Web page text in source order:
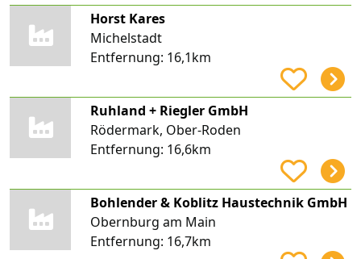
Horst Kares
Michelstadt
Entfernung: 16,1km
Ruhland + Riegler GmbH
Rödermark, Ober-Roden
Entfernung: 16,6km
Bohlender & Koblitz Haustechnik GmbH
Obernburg am Main
Entfernung: 16,7km